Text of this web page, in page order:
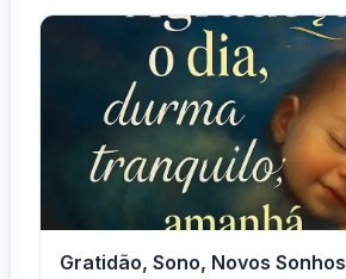
Gratidão, Sono, Novos Sonhos